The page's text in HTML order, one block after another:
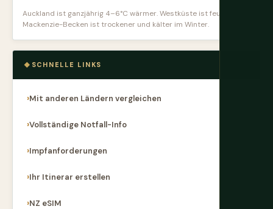
Auckland ist ganzjährig 4–6°C wärmer. Westküste ist feuchter.
Mackenzie-Becken ist trockener und kälter im Winter.
SCHNELLE LINKS
Mit anderen Ländern vergleichen
Vollständige Notfall-Info
Impfanforderungen
Ihr Itinerar erstellen
NZ eSIM